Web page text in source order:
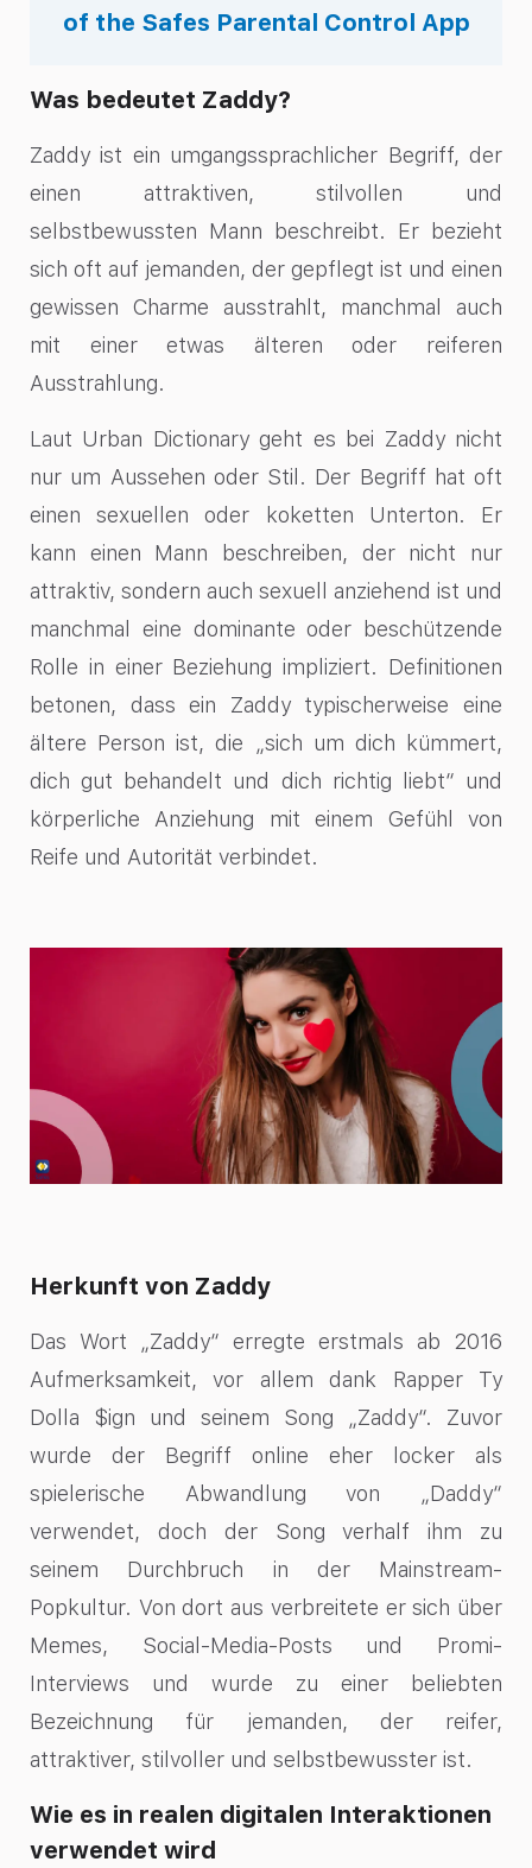
of the Safes Parental Control App
Was bedeutet Zaddy?
Zaddy ist ein umgangssprachlicher Begriff, der
einen attraktiven, stilvollen und
selbstbewussten Mann beschreibt. Er bezieht
sich oft auf jemanden, der gepflegt ist und einen
gewissen Charme ausstrahlt, manchmal auch
mit einer etwas älteren oder reiferen
Ausstrahlung.
Laut Urban Dictionary geht es bei Zaddy nicht
nur um Aussehen oder Stil. Der Begriff hat oft
einen sexuellen oder koketten Unterton. Er
kann einen Mann beschreiben, der nicht nur
attraktiv, sondern auch sexuell anziehend ist und
manchmal eine dominante oder beschützende
Rolle in einer Beziehung impliziert. Definitionen
betonen, dass ein Zaddy typischerweise eine
ältere Person ist, die „sich um dich kümmert,
dich gut behandelt und dich richtig liebt“ und
körperliche Anziehung mit einem Gefühl von
Reife und Autorität verbindet.
Herkunft von Zaddy
Das Wort „Zaddy“ erregte erstmals ab 2016
Aufmerksamkeit, vor allem dank Rapper Ty
Dolla $ign und seinem Song „Zaddy“. Zuvor
wurde der Begriff online eher locker als
spielerische Abwandlung von „Daddy“
verwendet, doch der Song verhalf ihm zu
seinem Durchbruch in der Mainstream-
Popkultur. Von dort aus verbreitete er sich über
Memes, Social-Media-Posts und Promi-
Interviews und wurde zu einer beliebten
Bezeichnung für jemanden, der reifer,
attraktiver, stilvoller und selbstbewusster ist.
Wie es in realen digitalen Interaktionen
verwendet wird